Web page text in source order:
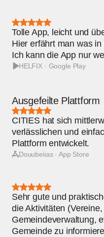
Bewertung:
5
von
5
Sternen
Tolle App, leicht und
Hier erfährt man was
Ich kann die App nur
HELFIX · Google Play
Ausgefeilte Plattform
Bewertung:
5
von
5
Sternen
CITIES hat sich
verlässlichen und
Plattform entwickelt.
Douubeiias · App Store
Bewertung:
5
von
5
Sternen
Sehr gute und
die Aktivitäten
Gemeindeverwaltung,
Gemeinde zu